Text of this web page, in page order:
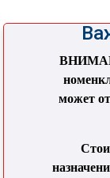
может